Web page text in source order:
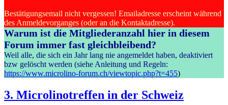
Bestätigungsemail nicht vergessen! Emailadresse erscheint während
des Anmeldevorganges (oder an die Kontaktadresse).
Warum ist die Mitgliederanzahl hier in diesem
Forum immer fast gleichbleibend?
Weil alle, die sich ein Jahr lang nie angemeldet haben, deaktiviert
bzw gelöscht werden (siehe Anleitung und Regeln:
https://www.microlino-forum.ch/viewtopic.php?t=455)
3. Microlinotreffen in der Schweiz